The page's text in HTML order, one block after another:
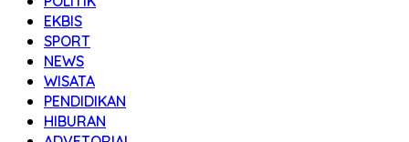
EKBIS
SPORT
NEWS
WISATA
PENDIDIKAN
HIBURAN